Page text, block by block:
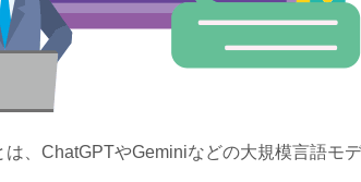
、ChatGPTやGeminiなどの大規模言語モ